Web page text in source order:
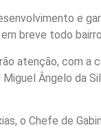
e
breve todo
atenção, com a
Ângelo da
o Chefe de